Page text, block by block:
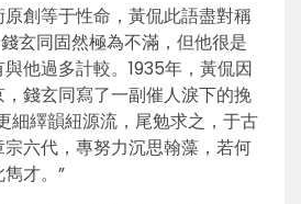
創等于性命，黃侃此語盡對稱
玄同固然極為不滿，但他很是
他過多計較。1935年，黃侃因
錢玄同寫了一副催人淚下的挽
細繹韻紐源流，尾勉求之，于古
六代，專努力沉思翰藻，若何
才。”